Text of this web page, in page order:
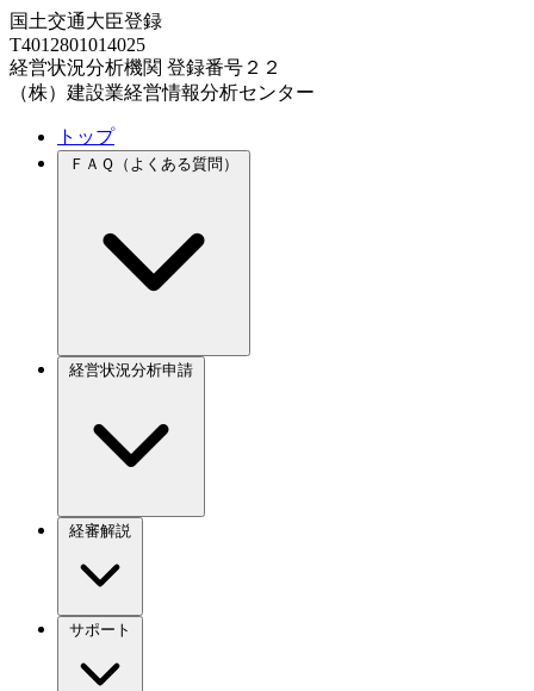
国土交通大臣登録
T4012801014025
経営状況分析機関 登録番号２２
（株）建設業経営情報分析センター
トップ
ＦＡＱ（よくある質問）
経営状況分析申請
経審解説
サポート